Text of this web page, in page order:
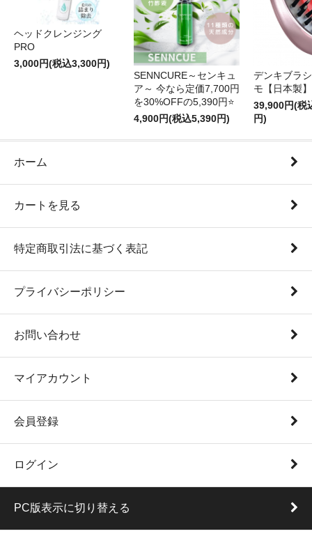
ヘッドクレンジング
PRO
3,000円(税込3,300円)
SENNCURE～センキュ
ア～ 今なら定価7,700円
を30%OFFの5,390円⭐️
4,900円(税込5,390円)
デンキブラ
モ【日本製】
39,900円(税
円)
ホーム
カートを見る
特定商取引法に基づく表記
プライバシーポリシー
お問い合わせ
マイアカウント
会員登録
ログイン
PC版表示に切り替える